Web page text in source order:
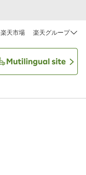
楽天市場 楽天グループ